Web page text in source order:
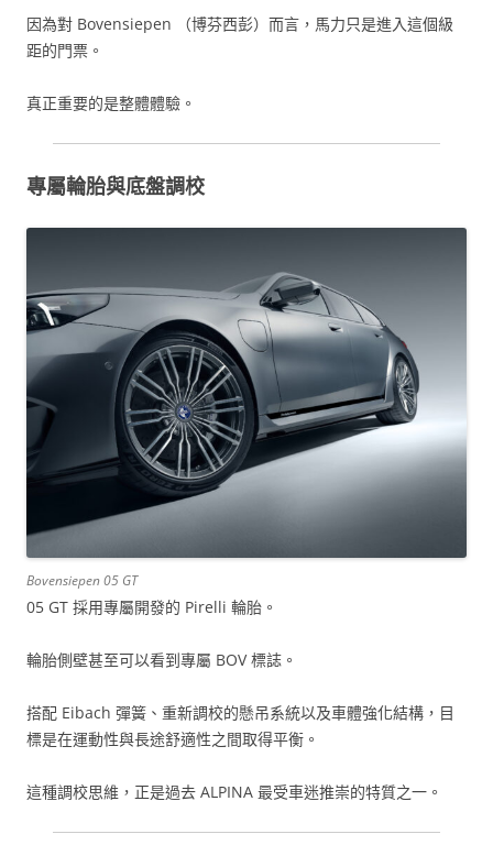
因為對 Bovensiepen （博芬西彭）而言，馬力只是進入這個級
距的門票。
真正重要的是整體體驗。
專屬輪胎與底盤調校
Bovensiepen 05 GT
05 GT 採用專屬開發的 Pirelli 輪胎。
輪胎側壁甚至可以看到專屬 BOV 標誌。
搭配 Eibach 彈簧、重新調校的懸吊系統以及車體強化結構，目
標是在運動性與長途舒適性之間取得平衡。
這種調校思維，正是過去 ALPINA 最受車迷推崇的特質之一。